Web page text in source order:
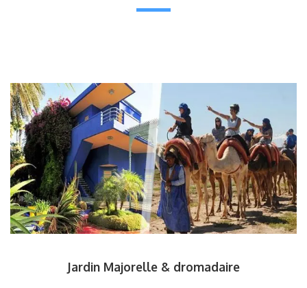
Jardin Majorelle & dromadaire